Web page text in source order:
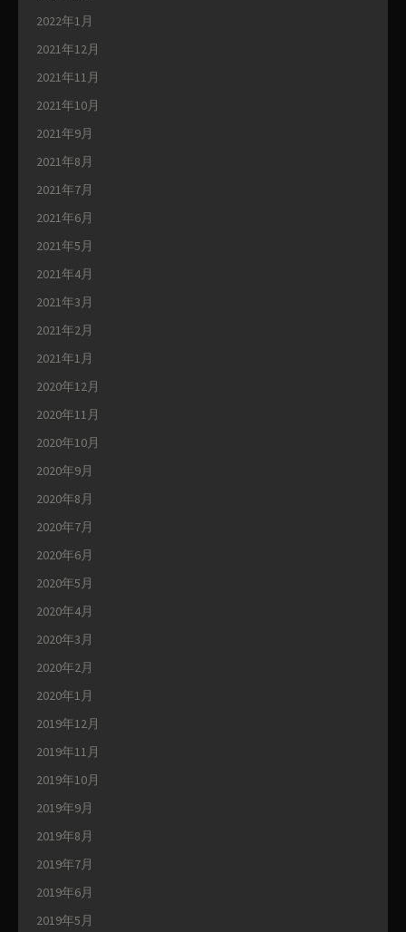
2022年1月
2021年12月
2021年11月
2021年10月
2021年9月
2021年8月
2021年7月
2021年6月
2021年5月
2021年4月
2021年3月
2021年2月
2021年1月
2020年12月
2020年11月
2020年10月
2020年9月
2020年8月
2020年7月
2020年6月
2020年5月
2020年4月
2020年3月
2020年2月
2020年1月
2019年12月
2019年11月
2019年10月
2019年9月
2019年8月
2019年7月
2019年6月
2019年5月